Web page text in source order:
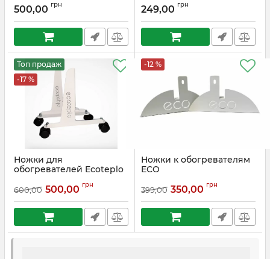
500,00 грн 249,00 грн
Топ продаж
-17 %
Ножки для
обогревателей Ecoteplo
600,00 500,00 грн
-12 %
Ножки к обогревателям
ECO
399,00 350,00 грн